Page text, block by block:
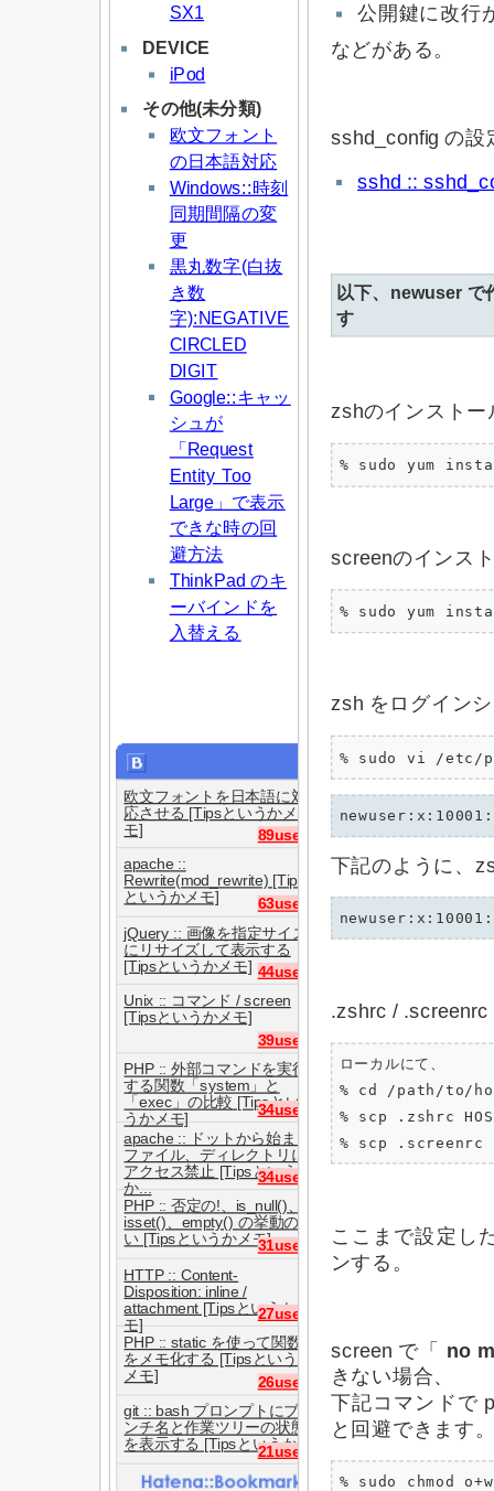
SX1
DEVICE
iPod
その他(未分類)
欧文フォント
の日本語対応
Windows::時刻
同期間隔の変
更
黒丸数字(白抜
き数
字):NEGATIVE
CIRCLED
DIGIT
Google::キャッ
シュが
「Request
Entity Too
Large」で表示
できな時の回
避方法
ThinkPad のキ
ーバインドを
入替える
欧文フォントを日本語に対
応させる [Tipsというかメ
モ]
89users
apache ::
Rewrite(mod_rewrite) [Tips
というかメモ]
63users
jQuery :: 画像を指定サイズ
にリサイズして表示する
[Tipsというかメモ] 44users
Unix :: コマンド / screen
[Tipsというかメモ]
39users
PHP :: 外部コマンドを実行
する関数「system」と
「exec」の比較 [Tipsとい
うかメモ]
34users
apache :: ドットから始まる
ファイル、ディレクトリに
アクセス禁止 [Tipsという
か...
34users
PHP :: 否定の!、is_null()、
isset()、empty() の挙動の違
い [Tipsというかメモ]31users
HTTP :: Content-
Disposition: inline /
attachment [Tipsというかメ
モ]
27users
PHP :: static を使って関数
をメモ化する [Tipsというか
メモ]
26users
git :: bash プロンプトにブラ
ンチ名と作業ツリーの状態
を表示する [Tipsというか...
21users
公開鍵に改行
などがある。
sshd_config の設
sshd ::
以下、newuser で
す
zshのインストー
% sudo yum
screenのインス
% sudo yum
zsh をログイン
% sudo vi /etc/
下記のように、
.zshrc / .screenrc
ローカルにて、
% cd /path/to/
% scp .zshrc
% scp .screenrc
ここまで設定し
ンする。
screen で「
no
きない場合、
下記コマンドで
と回避できます
% sudo chmod